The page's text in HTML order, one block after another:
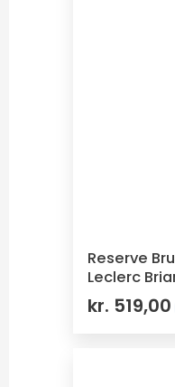
Reserve
Leclerc
kr. 519,00